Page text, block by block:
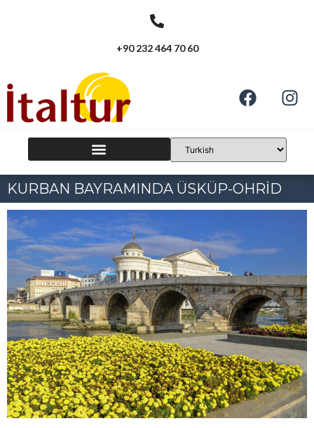
+90 232 464 70 60
KURBAN BAYRAMINDA ÜSKÜP-OHRİD